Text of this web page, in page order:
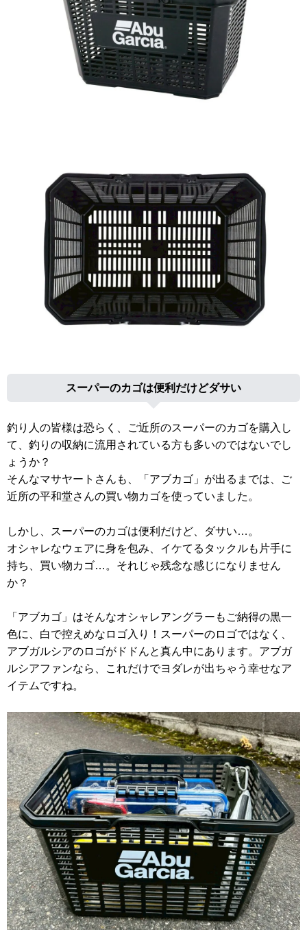
スーパーのカゴは便利だけどダサい
釣り人の皆様は恐らく、ご近所のスーパーのカゴを購入し
て、釣りの収納に流用されている方も多いのではないでし
ょうか？
そんなマサヤートさんも、「アブカゴ」が出るまでは、ご
近所の平和堂さんの買い物カゴを使っていました。
しかし、スーパーのカゴは便利だけど、ダサい…。
オシャレなウェアに身を包み、イケてるタックルも片手に
持ち、買い物カゴ…。それじゃ残念な感じになりません
か？
「アブカゴ」はそんなオシャレアングラーもご納得の黒一
色に、白で控えめなロゴ入り！スーパーのロゴではなく、
アブガルシアのロゴがドドんと真ん中にあります。アブガ
ルシアファンなら、これだけでヨダレが出ちゃう幸せなア
イテムですね。